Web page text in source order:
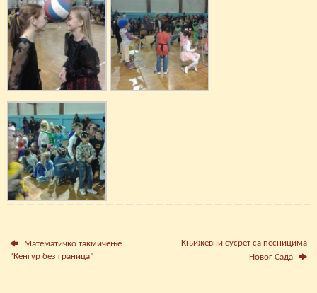
Математичко такмичење
“Кенгур без граница”
Књижевни сусрет са песницима
Новог Сада